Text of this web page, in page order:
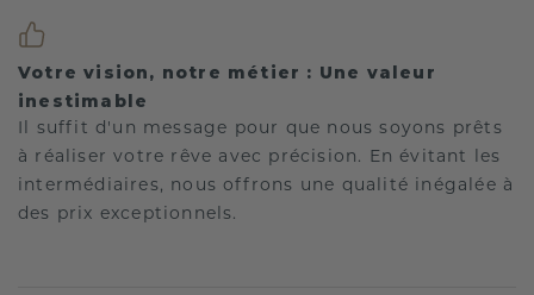
Votre vision, notre métier : Une valeur
inestimable
Il suffit d'un message pour que nous soyons prêts
à réaliser votre rêve avec précision. En évitant les
intermédiaires, nous offrons une qualité inégalée à
des prix exceptionnels.